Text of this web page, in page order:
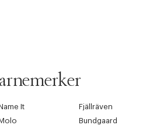
It
Fjällräven
Bundgaard